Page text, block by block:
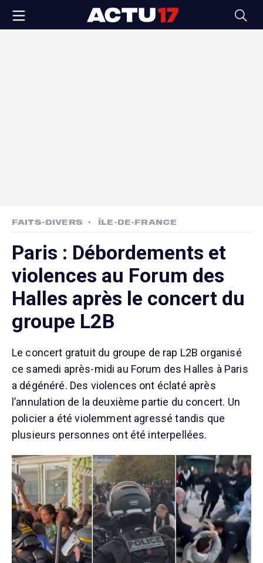
FAITS-DIVERS ÎLE-DE-FRANCE
Paris : Débordements et
violences au Forum des
Halles après le concert du
groupe L2B
Le concert gratuit du groupe de rap L2B organisé
ce samedi après-midi au Forum des Halles à Paris
a dégénéré. Des violences ont éclaté après
l’annulation de la deuxième partie du concert. Un
policier a été violemment agressé tandis que
plusieurs personnes ont été interpellées.